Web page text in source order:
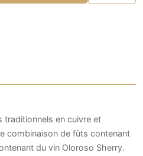
traditionnels en cuivre et
combinaison de fûts contenant
du vin Oloroso Sherry.